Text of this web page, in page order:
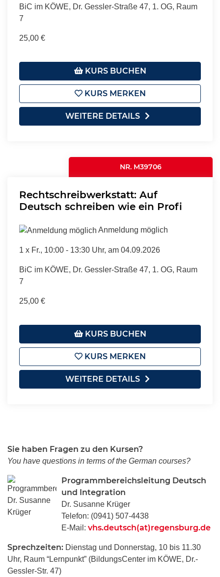
BiC im KÖWE, Dr. Gessler-Straße 47, 1. OG, Raum
7
25,00 €
KURS BUCHEN
KURS MERKEN
WEITERE DETAILS
NR. M39706
Rechtschreibwerkstatt: Auf
Deutsch schreiben wie ein Profi
Anmeldung möglich
1 x Fr., 10:00 - 13:30 Uhr, am 04.09.2026
BiC im KÖWE, Dr. Gessler-Straße 47, 1. OG, Raum
7
25,00 €
KURS BUCHEN
KURS MERKEN
WEITERE DETAILS
Sie haben Fragen zu den Kursen?
You have questions in terms of the German courses?
Programmbereichsleitung Deutsch
und Integration
Dr. Susanne Krüger
Telefon: (0941) 507-4438
E-Mail: vhs.deutsch(at)regensburg.de
Sprechzeiten: Dienstag und Donnerstag, 10 bis 11.30
Uhr, Raum “Lernpunkt” (BildungsCenter im KÖWE, Dr.-
Gessler-Str. 47)